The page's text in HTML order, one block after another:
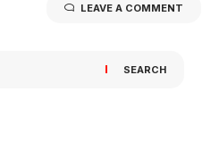
LEAVE A COMMENT
SEARCH